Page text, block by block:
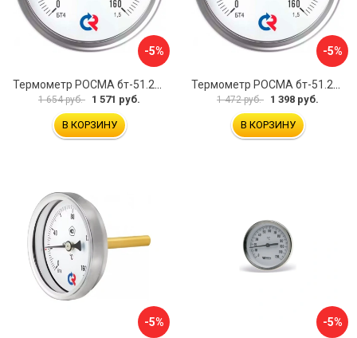
-5%
1 654 руб. 1 571 руб.
В КОРЗИНУ
-5%
1 472 руб. 1 398 руб.
В КОРЗИНУ
-5% -5%